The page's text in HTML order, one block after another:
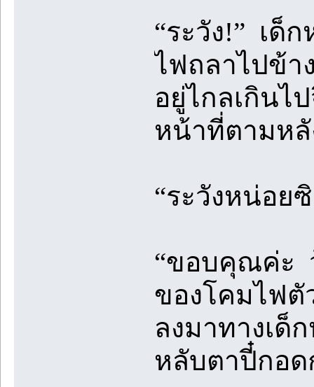
“ระวัง!” เด็
ไฟถลาไปข้า
อยู่ไกลเกินไ
หน้าที่ตามหลั
“ระวังหน่อย
“ขอบคุณค่ะ
ของโคมไฟตั
ลงมาทางเด็
หลับตาปี๋กอ